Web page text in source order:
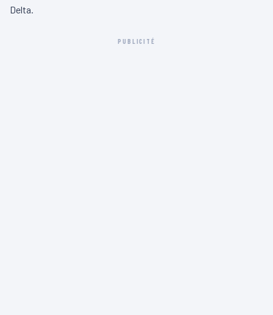
Delta.
PUBLICITÉ